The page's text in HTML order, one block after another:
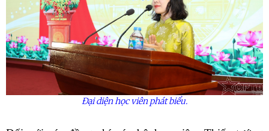
Đại diện học viên phát biểu.